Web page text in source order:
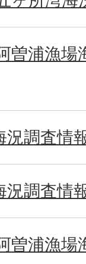
曽浦漁場
況調査情
況調査情
曽浦漁場